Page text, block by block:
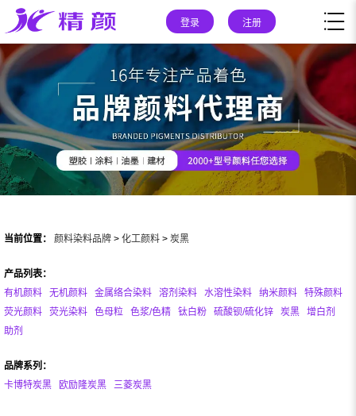
登录 注册
当前位置： 颜料染料品牌 > 化工颜料 > 炭黑
产品列表：
有机颜料
无机颜料 金属络合染料 溶剂染料 水溶性染料 纳米颜料
特殊颜料
荧光颜料
荧光染料 色母粒 色浆/色精 钛白粉 硫酸钡/硫化锌 炭黑
增白剂
助剂
品牌系列：
卡博特炭黑
欧励隆炭黑 三菱炭黑